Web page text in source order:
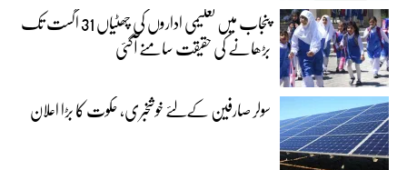
پنجاب میں تعلیمی اداروں کی چھٹیاں 31 اگست تک
بڑھانے کی حقیقت سامنے آگئی
سولر صارفین کےلئے خوشخبری، حکوت کا بڑا اعلان